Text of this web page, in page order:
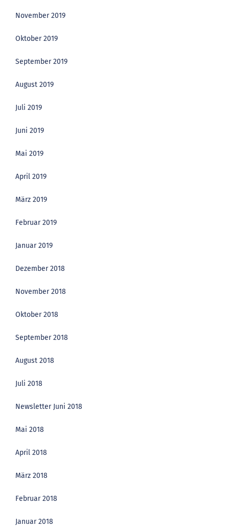
November 2019
Oktober 2019
September 2019
August 2019
Juli 2019
Juni 2019
Mai 2019
April 2019
März 2019
Februar 2019
Januar 2019
Dezember 2018
November 2018
Oktober 2018
September 2018
August 2018
Juli 2018
Newsletter Juni 2018
Mai 2018
April 2018
März 2018
Februar 2018
Januar 2018